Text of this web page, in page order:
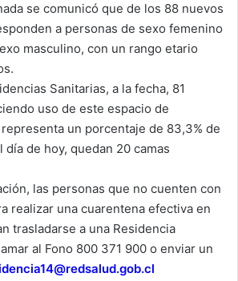
se comunicó que de los 88 nuevos
a personas de sexo femenino
masculino, con un rango etario
Sanitarias, a la fecha, 81
uso de este espacio de
un porcentaje de 83,3% de
día de hoy, quedan 20 camas
las personas que no cuenten con
realizar una cuarentena efectiva en
trasladarse a una Residencia
al Fono 800 371 900 o enviar un